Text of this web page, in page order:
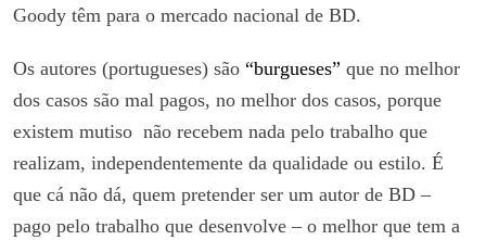
Goody têm para o mercado nacional de BD.
Os autores (portugueses) são “burgueses” que no melhor
dos casos são mal pagos, no melhor dos casos, porque
existem mutiso não recebem nada pelo trabalho que
realizam, independentemente da qualidade ou estilo. É
que cá não dá, quem pretender ser um autor de BD –
pago pelo trabalho que desenvolve – o melhor que tem a